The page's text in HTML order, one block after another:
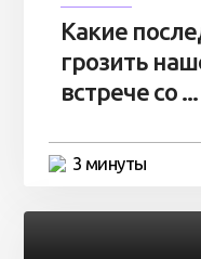
Какие
грозить
встрече со ...
3 минуты